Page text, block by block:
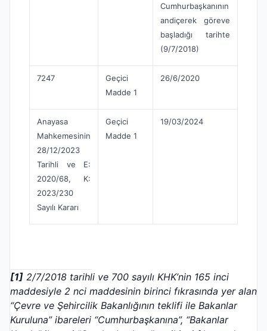
Cumhurbaşkanının
andiçerek göreve
başladığı tarihte
(9/7/2018)
7247
Geçici
Madde 1
26/6/2020
Anayasa
Mahkemesinin
28/12/2023
Tarihli ve E:
2020/68, K:
2023/230
Sayılı Kararı
Geçici
Madde 1
19/03/2024
[1] 2/7/2018 tarihli ve 700 sayılı KHK’nin 165 inci
maddesiyle 2 nci maddesinin birinci fıkrasında yer alan
“Çevre ve Şehircilik Bakanlığının teklifi ile Bakanlar
Kuruluna” ibareleri “Cumhurbaşkanına”, “Bakanlar